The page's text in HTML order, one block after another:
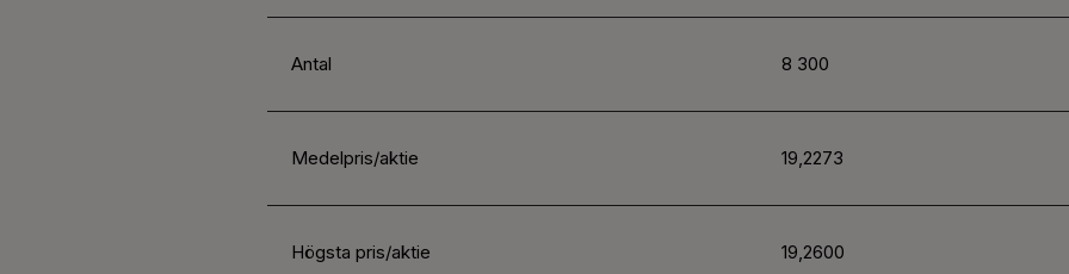
Antal 8 300
Medelpris/aktie 19,2273
Högsta pris/aktie 19,2600